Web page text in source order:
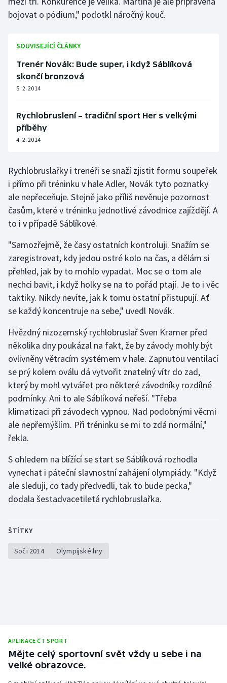
Parasport
Plavání
Plážový volejbal
Ragby
Rychlobruslení
Rychlostní kanoistika
Short track
Sportovní střelba
Stolní tenis
Triatlon
Veslování
Vodní slalom
Volejbal
Ostatní
bojovat o pódium," podotkl náročný kouč.
SOUVISEJÍCÍ ČLÁNKY
Trenér Novák: Bude super, i když Sáblíková
skončí bronzová
5. 2. 2014
Rychlobruslení – tradiční sport Her s velkými
příběhy
4. 2. 2014
Rychlobruslařky i trenéři se snaží zjistit formu soupeřek
i přímo při tréninku v hale Adler, Novák tyto poznatky
ale nepřeceňuje. Stejně jako příliš nevěnuje pozornost
časům, které v tréninku jednotlivé závodnice zajíždějí. A
to i v případě Sáblíkové.
"Samozřejmě, že časy ostatních kontroluji. Snažím se
zaregistrovat, kdy jedou ostré kolo na čas, a dělám si
přehled, jak by to mohlo vypadat. Moc se o tom ale
nechci bavit, i když holky se na to pořád ptají. Je to i věc
taktiky. Nikdy nevíte, jak k tomu ostatní přistupují. Ať
se každý koncentruje na sebe," uvedl Novák.
Hvězdný nizozemský rychlobruslař Sven Kramer před
několika dny poukázal na fakt, že by závody mohly být
ovlivněny větracím systémem v hale. Zapnutou ventilací
se prý kolem oválu dá vytvořit znatelný vítr do zad,
který by mohl vytvářet pro některé závodníky rozdílné
podmínky. Ani to ale Sáblíková neřeší. "Třeba
klimatizaci při závodech vypnou. Nad podobnými věcmi
ale nepřemýšlím. Při tréninku se mi to zdá normální,"
řekla.
S ohledem na blížící se start se Sáblíková rozhodla
vynechat i páteční slavnostní zahájení olympiády. "Když
ale sleduji, co tady předvedli, tak to bude pecka,"
dodala šestadvacetiletá rychlobruslařka.
ŠTÍTKY
Soči 2014 Olympijské hry
APLIKACE ČT SPORT
Mějte celý sportovní svět vždy u sebe i na
velké obrazovce.